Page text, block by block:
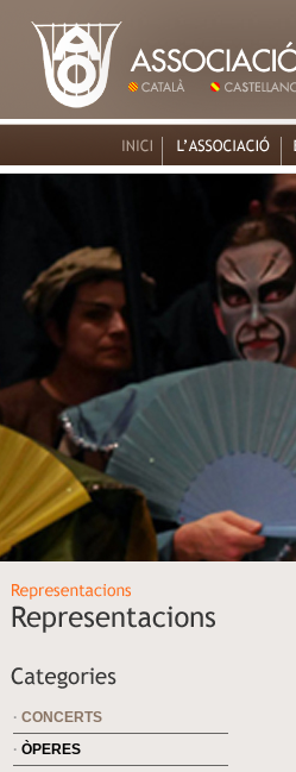
· CONCERTS
· ÒPERES